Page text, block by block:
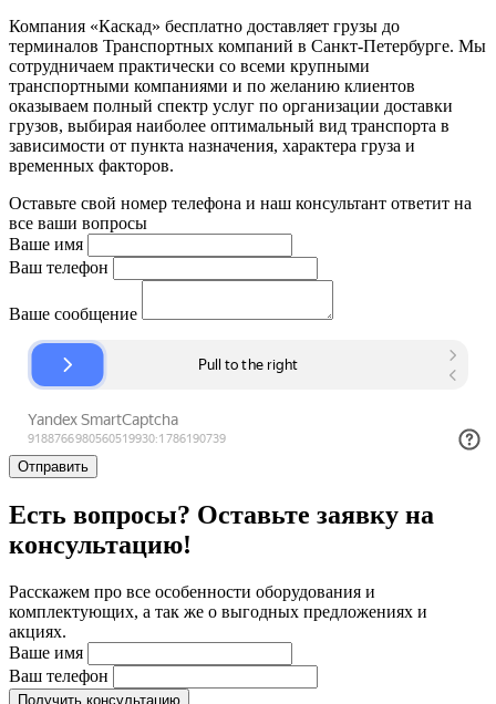
Компания «Каскад» бесплатно доставляет грузы до
терминалов Транспортных компаний в Санкт-Петербурге. Мы
сотрудничаем практически со всеми крупными
транспортными компаниями и по желанию клиентов
оказываем полный спектр услуг по организации доставки
грузов, выбирая наиболее оптимальный вид транспорта в
зависимости от пункта назначения, характера груза и
временных факторов.
Оставьте свой номер телефона и наш консультант ответит на
все ваши вопросы
Ваше имя
Ваш телефон
Ваше сообщение
Отправить
Есть вопросы? Оставьте заявку на
консультацию!
Расскажем про все особенности оборудования и
комплектующих, а так же о выгодных предложениях и
акциях.
Ваше имя
Ваш телефон
Получить консультацию